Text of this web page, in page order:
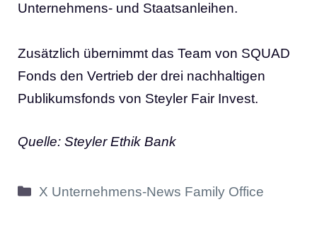
Unternehmens- und Staatsanleihen.
Zusätzlich übernimmt das Team von SQUAD
Fonds den Vertrieb der drei nachhaltigen
Publikumsfonds von Steyler Fair Invest.
Quelle: Steyler Ethik Bank
Kategorien
X Unternehmens-News Family Office